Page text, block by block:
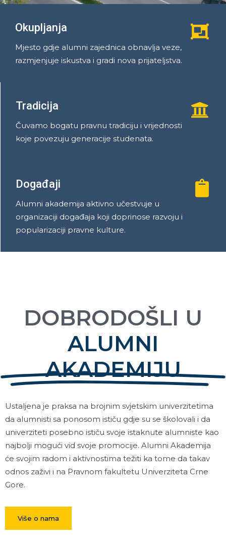
Okupljanja
Mjesto gdje alumni zajednica obnavlja veze,
razmjenjuje iskustva i gradi nova prijateljstva.
Tradicija
Čuvamo bogatu pravnu tradiciju i vrijednosti
koje povezuju generacije studenata.
Događaji
Alumni akademija aktivno učestvuje u
organizaciji događaja koji doprinose razvoju i
popularizaciji pravne kulture.
DOBRODOŠLI U
ALUMNI
AKADEMIJU
Ustaljena je praksa na brojnim svjetskim univerzitetima
da alumnisti sa ponosom ističu gdje su se školovali i da
univerziteti posebno ističu svoje istaknute alumniste kao
najbolji mogući vid svoje promocije. Alumni Akademija
će svojim radom i aktivnostima težiti ka tome da takav
odnos zaživi i na Pravnom fakultetu Univerziteta Crne
Gore.
Više o nama